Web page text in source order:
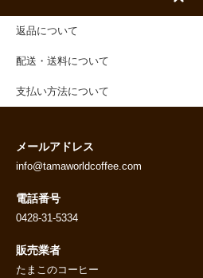
返品について
配送・送料について
支払い方法について
メールアドレス
info@tamaworldcoffee.com
電話番号
0428-31-5334
販売業者
たまこのコーヒー